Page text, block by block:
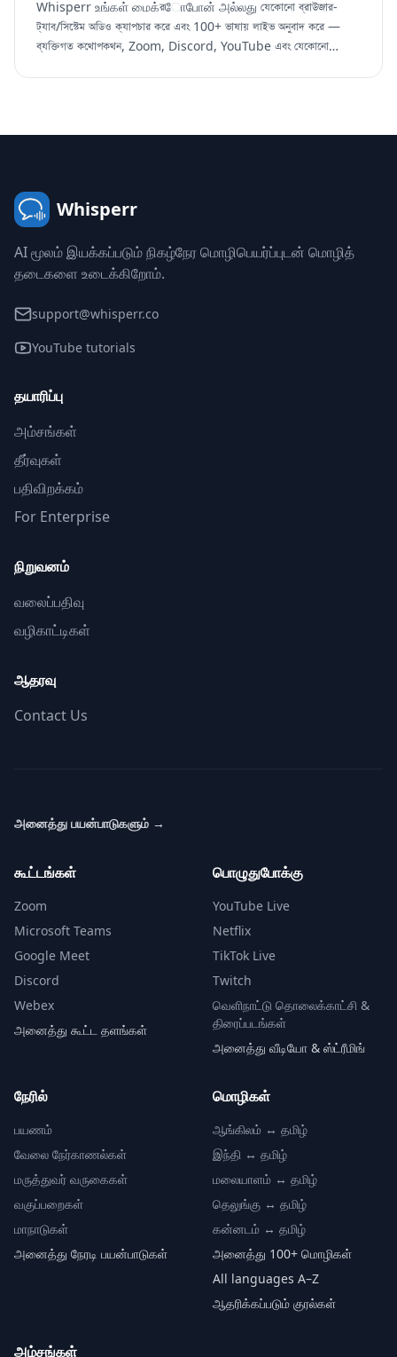
Whisperr உங்கள் மைக்রோபோன் அல்லது যেকোনো ব্রাউজার-
ট্যাব/সিস্টেম অডিও ক্যাপচার করে এবং 100+ ভাষায় লাইভ অনুবাদ করে —
ব্যক্তিগত কথোপকথন, Zoom, Discord, YouTube এবং যেকোনো
Whisperr
AI மூலம் இயக்கப்படும் நிகழ்நேர மொழிபெயர்ப்புடன் மொழித்
தடைகளை உடைக்கிறோம்.
support@whisperr.co
YouTube tutorials
தயாரிப்பு
அம்சங்கள்
தீர்வுகள்
பதிவிறக்கம்
For Enterprise
நிறுவனம்
வலைப்பதிவு
வழிகாட்டிகள்
ஆதரவு
Contact Us
அனைத்து பயன்பாடுகளும் →
கூட்டங்கள்
Zoom
Microsoft Teams
Google Meet
Discord
Webex
அனைத்து கூட்ட தளங்கள்
பொழுதுபோக்கு
YouTube Live
Netflix
TikTok Live
Twitch
வெளிநாட்டு தொலைக்காட்சி &
திரைப்படங்கள்
அனைத்து வீடியோ & ஸ்ட்ரீமிங்
நேரில்
பயணம்
வேலை நேர்காணல்கள்
மருத்துவர் வருகைகள்
வகுப்பறைகள்
மாநாடுகள்
அனைத்து நேரடி பயன்பாடுகள்
மொழிகள்
ஆங்கிலம் ↔ தமிழ்
இந்தி ↔ தமிழ்
மலையாளம் ↔ தமிழ்
தெலுங்கு ↔ தமிழ்
கன்னடம் ↔ தமிழ்
அனைத்து 100+ மொழிகள்
All languages A–Z
ஆதரிக்கப்படும் குரல்கள்
அம்சங்கள்